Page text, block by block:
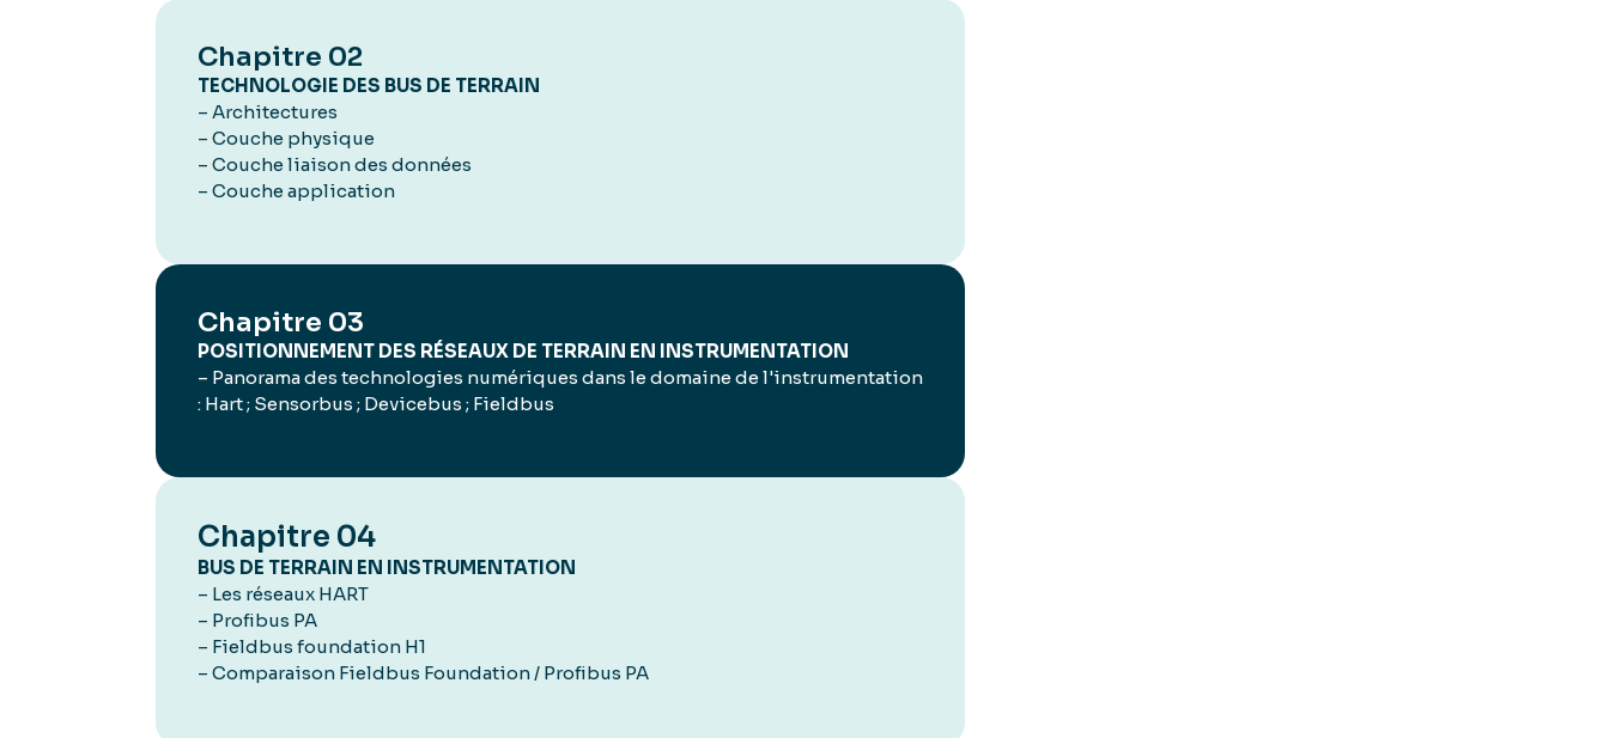
Chapitre 02
TECHNOLOGIE DES BUS DE TERRAIN
– Architectures
– Couche physique
– Couche liaison des données
– Couche application
Chapitre 03
POSITIONNEMENT DES RÉSEAUX DE TERRAIN EN INSTRUMENTATION
– Panorama des technologies numériques dans le domaine de l'instrumentation
: Hart ; Sensorbus ; Devicebus ; Fieldbus
Chapitre 04
BUS DE TERRAIN EN INSTRUMENTATION
– Les réseaux HART
– Profibus PA
– Fieldbus foundation H1
– Comparaison Fieldbus Foundation / Profibus PA